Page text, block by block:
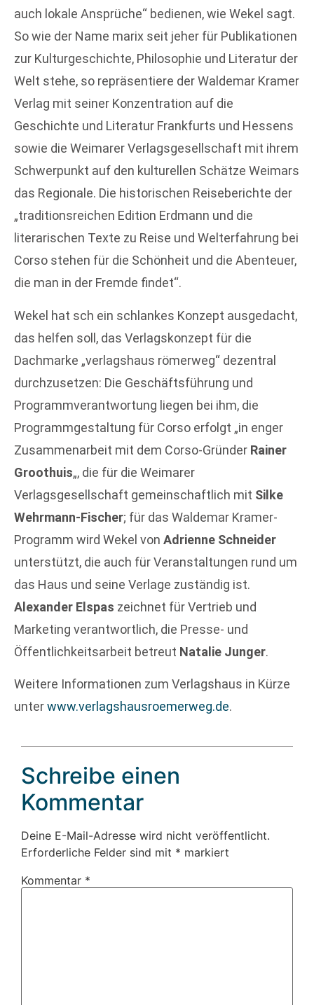
auch lokale Ansprüche“ bedienen, wie Wekel sagt.
So wie der Name marix seit jeher für Publikationen
zur Kulturgeschichte, Philosophie und Literatur der
Welt stehe, so repräsentiere der Waldemar Kramer
Verlag mit seiner Konzentration auf die
Geschichte und Literatur Frankfurts und Hessens
sowie die Weimarer Verlagsgesellschaft mit ihrem
Schwerpunkt auf den kulturellen Schätze Weimars
das Regionale. Die historischen Reiseberichte der
„traditionsreichen Edition Erdmann und die
literarischen Texte zu Reise und Welterfahrung bei
Corso stehen für die Schönheit und die Abenteuer,
die man in der Fremde findet“.
Wekel hat sch ein schlankes Konzept ausgedacht,
das helfen soll, das Verlagskonzept für die
Dachmarke „verlagshaus römerweg“ dezentral
durchzusetzen: Die Geschäftsführung und
Programmverantwortung liegen bei ihm, die
Programmgestaltung für Corso erfolgt „in enger
Zusammenarbeit mit dem Corso-Gründer Rainer
Groothuis„, die für die Weimarer
Verlagsgesellschaft gemeinschaftlich mit Silke
Wehrmann-Fischer; für das Waldemar Kramer-
Programm wird Wekel von Adrienne Schneider
unterstützt, die auch für Veranstaltungen rund um
das Haus und seine Verlage zuständig ist.
Alexander Elspas zeichnet für Vertrieb und
Marketing verantwortlich, die Presse- und
Öffentlichkeitsarbeit betreut Natalie Junger.
Weitere Informationen zum Verlagshaus in Kürze
unterwww.verlagshausroemerweg.de.
Schreibe einen
Kommentar
Deine E-Mail-Adresse wird nicht veröffentlicht.
Erforderliche Felder sind mit * markiert
Kommentar *